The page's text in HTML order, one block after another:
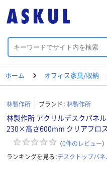
ホーム オフィス家具/収納
林製作所 ブランド： 林製作所
林製作所 アクリルデスクパネ
230×高さ600mm クリアフロス
（0件のレビュー）
ランキングを見る：デスクトップパ